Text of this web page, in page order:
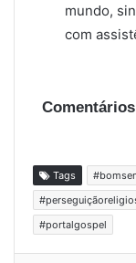
mundo,
com
Comentários
Tags
#portalgospel